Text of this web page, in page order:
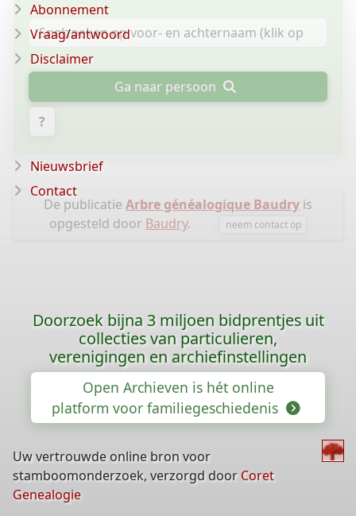
Ga naar persoon
?
De publicatie Arbre généalogique Baudry is
opgesteld door Baudry. neem contact op
Abonnement
Vraag/antwoord
Disclaimer
Nieuwsbrief
Contact
Doorzoek bijna 3 miljoen bidprentjes uit
collecties van particulieren,
verenigingen en archiefinstellingen
Open Archieven is hét online
platform voor familiegeschiedenis
Uw vertrouwde online bron voor
stamboomonderzoek, verzorgd door Coret
Genealogie